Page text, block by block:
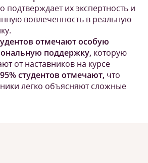
подтверждает их экспертность и
вовлеченность в реальную
отмечают особую
поддержку, которую
от наставников на курсе
студентов отмечают, что
легко объясняют сложные